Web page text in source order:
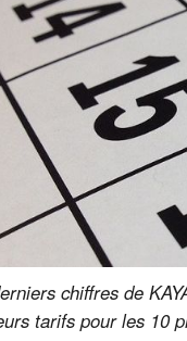
chiffres de
tarifs pour les 10